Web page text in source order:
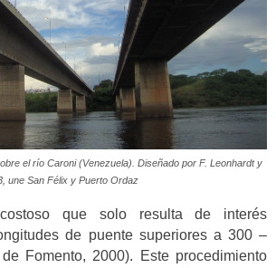
el río Caroni (Venezuela). Diseñado por F. Leonhardt y
une San Félix y Puerto Ordaz
que solo resulta de interés
de puente superiores a 300 –
Fomento, 2000). Este procedimiento